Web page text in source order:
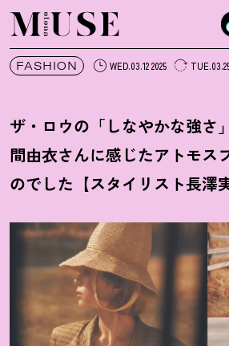
オトナミューズ ウェブ
FASHION WED.03.12 2025
ザ・ロウの「しなやかな強さ
間由衣さんに感じたアトモス
のでした【スタイリスト長澤